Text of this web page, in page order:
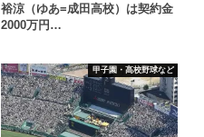
裕涼（ゆあ=成田高校）は契約金
2000万円…
甲子園・高校野球など